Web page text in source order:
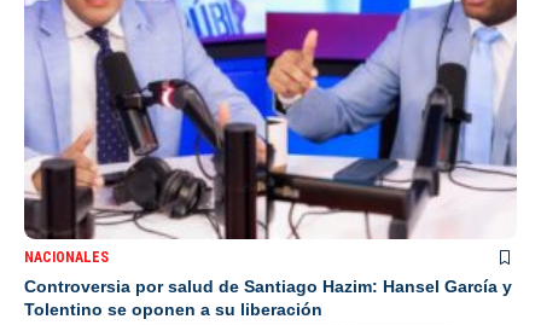
NACIONALES
Controversia por salud de Santiago Hazim: Hansel García y
Tolentino se oponen a su liberación